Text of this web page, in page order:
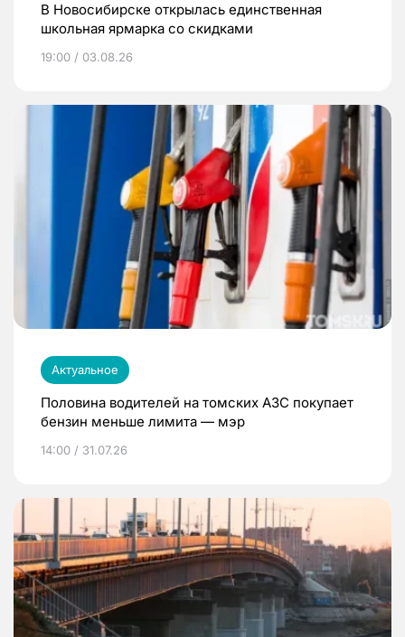
В Новосибирске открылась единственная
школьная ярмарка со скидками
19:00 / 03.08.26
Актуальное
Половина водителей на томских АЗС покупает
бензин меньше лимита — мэр
14:00 / 31.07.26